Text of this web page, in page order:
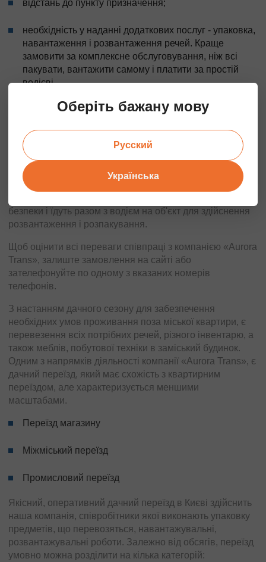
відстань до пункту призначення;
необхідність у наданні додаткових послуг - упаковка,
навантаження і розвантаження речей. Краще
замовити за комплексне обслуговування, ніж всі
пакувати, вантажити самому і платити за простій
водієві.
ЯК ЗДІЙСНЮЄТЬСЯ ДАЧНИЙ
ПЕРЕЇЗД?
Всі речі, які господарі заздалегідь підготували для
вивезення на дачу, працівники нашої компанії ділять на
категорії, ретельно упаковують і маркують, що гарантує
їх цілісність і збереження. Вантажники виносять речі з
безпеки і їдуть разом з водієм на об'єкт для здійснення
розвантаження і розпакування.
Щоб оцінити всі переваги співпраці з компанією «Aurora
Trans», залиште замовлення на сайті або
зателефонуйте по одному з вказаних номерів
телефонів.
З настанням дачного сезону для забезпечення
необхідних умов проживання поза міської квартири, є
перевезення всіх потрібних речей, різного інвентарю, а
також меблів, побутової техніки в заміський будинок.
Одним з напрямків діяльності компанії «Aurora Trans», є
дачний переїзд, який має схожість з квартирним
переїздом, але характеризується меншими
масштабами.
Переїзд магазину
Міжміський переїзд
Промисловий переїзд
Якісний, оперативний дачний переїзд в Києві здійснить
наша компанія, співробітники якої виконають упаковку
предметів, що перевозяться, навантажувальні,
розвантажувальні роботи. Залежно від обсягів, переїзд
умовно можна розділити на кілька категорій:
Оберіть бажану мову
Русский
Українська